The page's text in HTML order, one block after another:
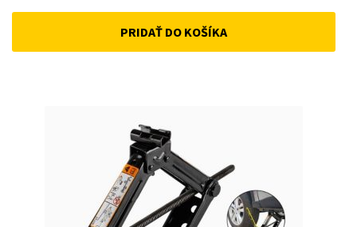
price
was:
price
is:
PRIDAŤ DO KOŠÍKA